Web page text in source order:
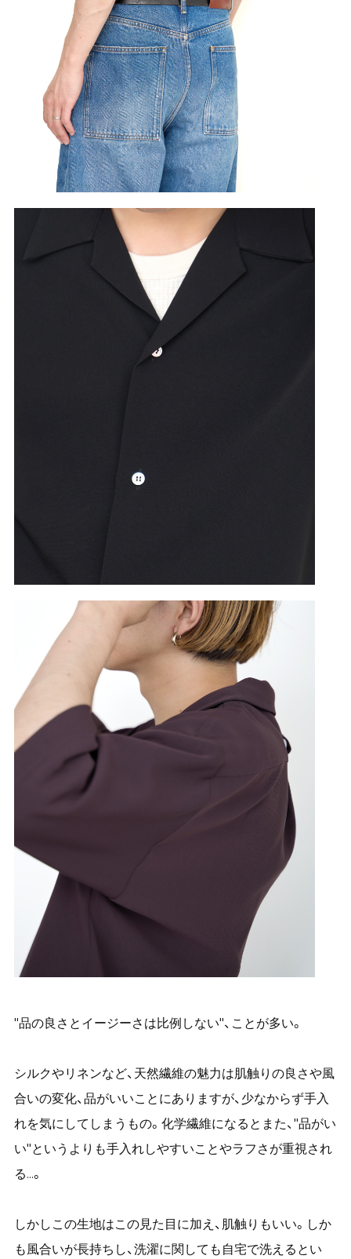
"品の良さとイージーさは比例しない"、ことが多い。
シルクやリネンなど、天然繊維の魅力は肌触りの良さや風
合いの変化、品がいいことにありますが、少なからず手入
れを気にしてしまうもの。化学繊維になるとまた、"品がい
い"というよりも手入れしやすいことやラフさが重視され
る...。
しかしこの生地はこの見た目に加え、肌触りもいい。しか
も風合いが長持ちし、洗濯に関しても自宅で洗えるとい